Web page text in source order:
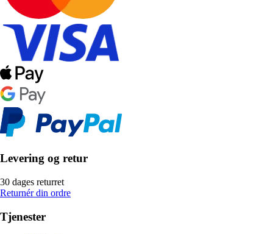
Levering og retur
30 dages returret
Returnér din ordre
Tjenester